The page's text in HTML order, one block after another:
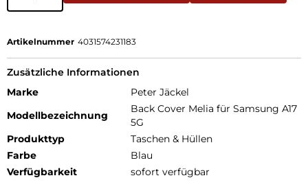
Artikelnummer 4031574231183
Zusätzliche Informationen
Marke
Peter Jäckel
Modellbezeichnung
Back Cover Melia für Samsung A17
5G
Produkttyp
Taschen & Hüllen
Farbe
Blau
Verfügbarkeit
sofort verfügbar